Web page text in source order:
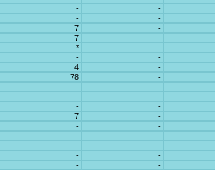
-
-
-
-
7
-
7
-
*
-
-
-
4
-
78
-
-
-
-
-
-
-
7
-
-
-
-
-
-
-
-
-
-
-